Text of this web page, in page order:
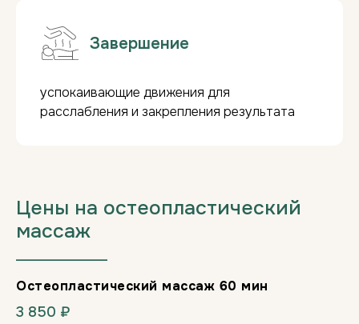
Завершение
успокаивающие движения для
расслабления и закрепления результата
Цены на остеопластический
массаж
___________________
Остеопластический массаж 60 мин
3 850 ₽
Сделайте подарок, который
запомнится надолго!
КУПИТЬ СЕРТИФИКАТ